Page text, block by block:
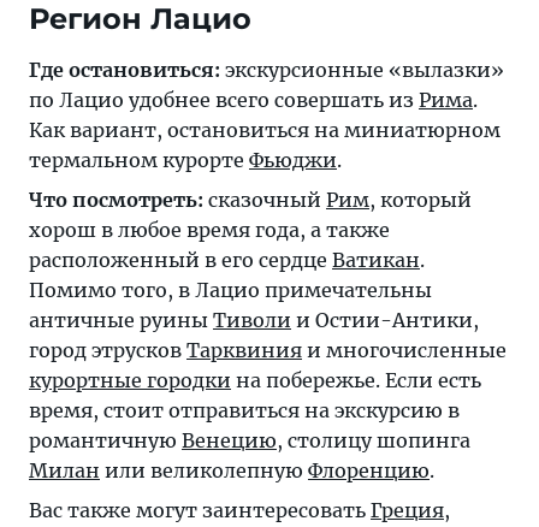
Регион Лацио
Где остановиться: экскурсионные «вылазки»
по Лацио удобнее всего совершать из Рима.
Как вариант, остановиться на миниатюрном
термальном курорте Фьюджи.
Что посмотреть: сказочный Рим, который
хорош в любое время года, а также
расположенный в его сердце Ватикан.
Помимо того, в Лацио примечательны
античные руины Тиволи и Остии-Антики,
город этрусков Тарквиния и многочисленные
курортные городки на побережье. Если есть
время, стоит отправиться на экскурсию в
романтичную Венецию, столицу шопинга
Милан или великолепную Флоренцию.
Вас также могут заинтересовать Греция,